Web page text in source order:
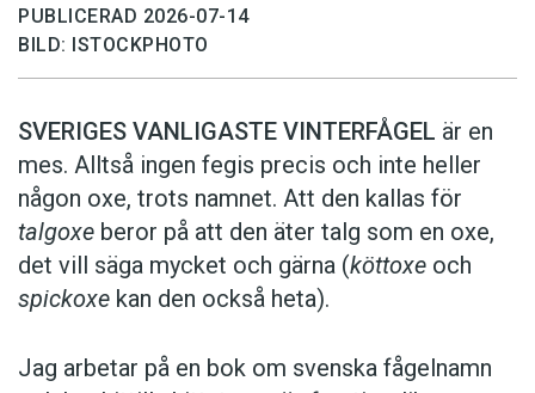
PUBLICERAD 2026-07-14
BILD: ISTOCKPHOTO
SVERIGES VANLIGASTE VINTERFÅGEL är en
mes. Alltså ingen fegis precis och inte heller
någon oxe, trots namnet. Att den kallas för
talgoxe beror på att den äter talg som en oxe,
det vill säga mycket och gärna (köttoxe och
spickoxe kan den också heta).
Jag arbetar på en bok om svenska fågelnamn